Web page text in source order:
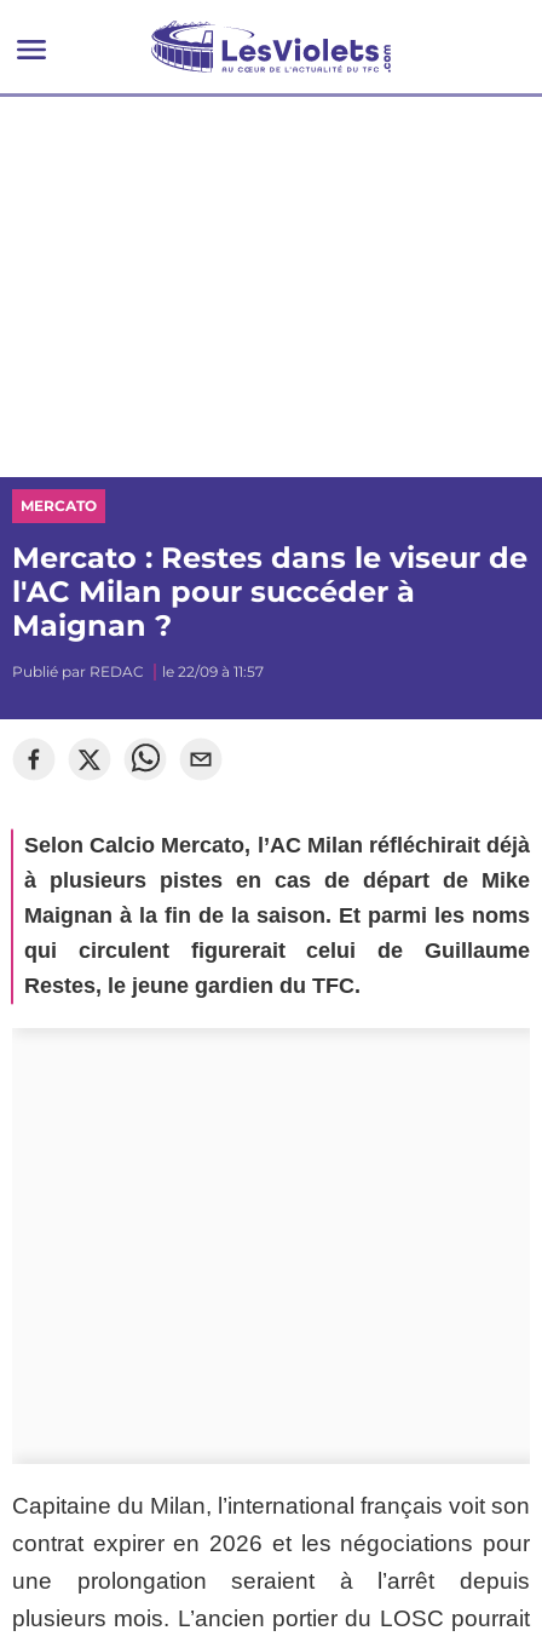
MERCATO
Mercato : Restes dans le viseur de
l'AC Milan pour succéder à
Maignan ?
Publié par REDAC le 22/09 à 11:57
Selon Calcio Mercato, l’AC Milan réfléchirait déjà
à plusieurs pistes en cas de départ de Mike
Maignan à la fin de la saison. Et parmi les noms
qui circulent figurerait celui de Guillaume
Restes, le jeune gardien du TFC.
Capitaine du Milan, l’international français voit son
contrat expirer en 2026 et les négociations pour
une prolongation seraient à l’arrêt depuis
plusieurs mois. L’ancien portier du LOSC pourrait